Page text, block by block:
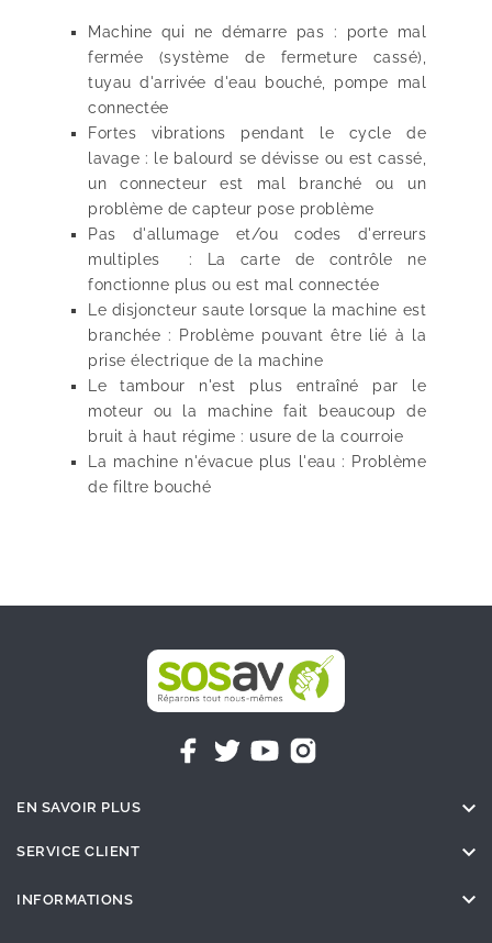
Machine qui ne démarre pas : porte mal
fermée (système de fermeture cassé),
tuyau d'arrivée d'eau bouché, pompe mal
connectée
Fortes vibrations pendant le cycle de
lavage : le balourd se dévisse ou est cassé,
un connecteur est mal branché ou un
problème de capteur pose problème
Pas d'allumage et/ou codes d'erreurs
multiples : La carte de contrôle ne
fonctionne plus ou est mal connectée
Le disjoncteur saute lorsque la machine est
branchée : Problème pouvant être lié à la
prise électrique de la machine
Le tambour n'est plus entraîné par le
moteur ou la machine fait beaucoup de
bruit à haut régime : usure de la courroie
La machine n'évacue plus l'eau : Problème
de filtre bouché
EN SAVOIR PLUS 
SERVICE CLIENT 
INFORMATIONS 